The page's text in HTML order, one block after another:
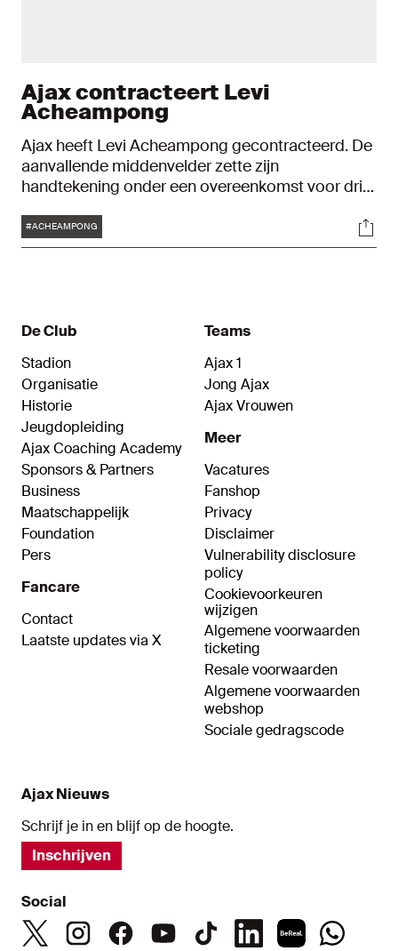
Ajax contracteert Levi
Acheampong
Ajax heeft Levi Acheampong gecontracteerd. De
aanvallende middenvelder zette zijn
handtekening onder een overeenkomst voor drie
het eerste contract voor de jeugdspeler.
Tags
#ACHEAMPONG
De Club
Stadion
Organisatie
Historie
Jeugdopleiding
Ajax Coaching Academy
Sponsors & Partners
Business
Maatschappelijk
Foundation
Pers
Fancare
Contact
Laatste updates via X
Teams
Ajax 1
Jong Ajax
Ajax Vrouwen
Meer
Vacatures
Fanshop
Privacy
Disclaimer
Vulnerability disclosure
policy
Cookievoorkeuren
wijzigen
Algemene voorwaarden
ticketing
Resale voorwaarden
Algemene voorwaarden
webshop
Sociale gedragscode
Ajax Nieuws
Schrijf je in en blijf op de hoogte.
Inschrijven
Social